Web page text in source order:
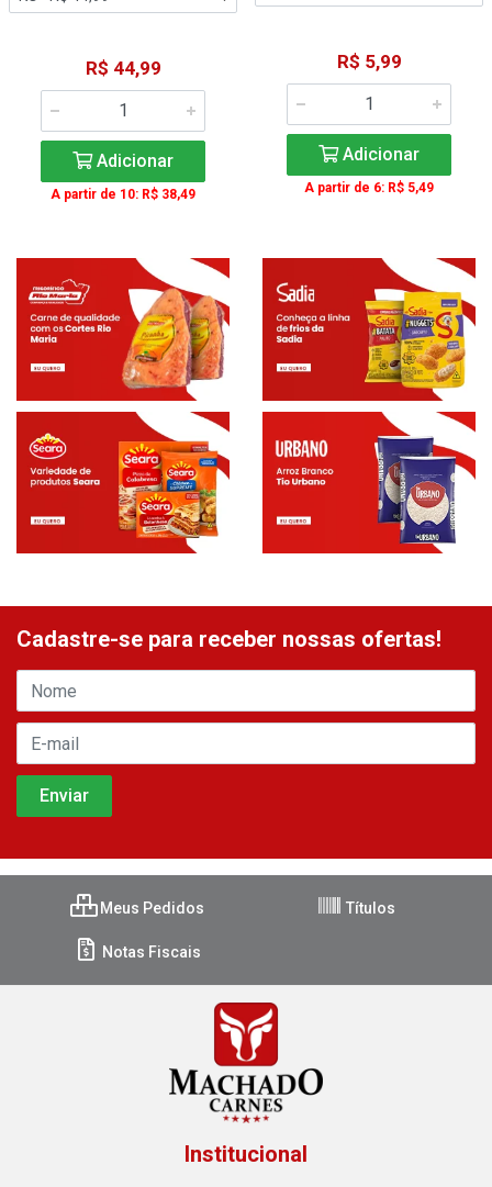
R$ 44,99
Adicionar
A partir de 10: R$ 38,49
R$ 5,99
Adicionar
A partir de 6: R$ 5,49
Cadastre-se para receber nossas ofertas!
Meus Pedidos Títulos
Notas Fiscais
Institucional